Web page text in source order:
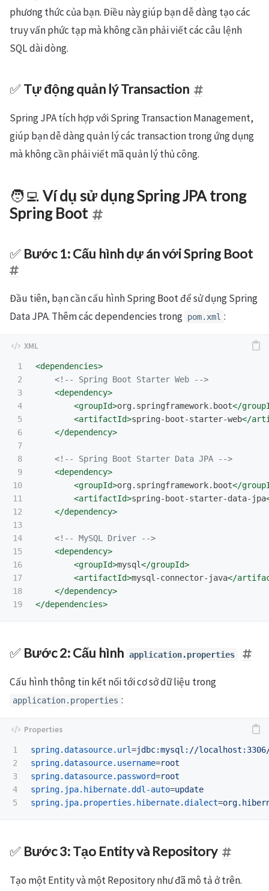
phương thức của bạn. Điều này giúp bạn dễ dàng tạo các
truy vấn phức tạp mà không cần phải viết các câu lệnh
SQL dài dòng.
✅ Tự động quản lý Transaction
Spring JPA tích hợp với Spring Transaction Management,
giúp bạn dễ dàng quản lý các transaction trong ứng dụng
mà không cần phải viết mã quản lý thủ công.
🧑‍💻 Ví dụ sử dụng Spring JPA trong
Spring Boot
✅ Bước 1: Cấu hình dự án với Spring Boot
Đầu tiên, bạn cần cấu hình Spring Boot để sử dụng Spring
Data JPA. Thêm các dependencies trong pom.xml :
1
2
3
4
5
6
7
8
9
10
11
12
13
14
15
16
17
18
<dependencies>
<!-- Spring Boot Starter Web -->
<dependency>
<groupId>org.springframework.boot</
<artifactId>spring-boot-starter-web</
</dependency>
<!-- Spring Boot Starter Data JPA -->
<dependency>
<groupId>org.springframework.boot</
<artifactId>spring-boot-starter-data-jpa
</dependency>
<!-- MySQL Driver -->
<dependency>
<groupId>mysql</groupId>
<artifactId>mysql-connector-java</
</dependency>
</dependencies>
✅ Bước 2: Cấu hình application.properties
Cấu hình thông tin kết nối tới cơ sở dữ liệu trong
application.properties :
1
2
3
4
spring.datasource.url=jdbc:mysql://localhost:3306/
spring.datasource.username=root
spring.datasource.password=root
spring.jpa.hibernate.ddl-auto=update
spring.jpa.properties.hibernate.dialect=
✅ Bước 3: Tạo Entity và Repository
Tạo một Entity và một Repository như đã mô tả ở trên.